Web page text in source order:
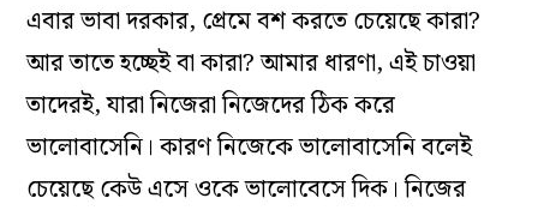
এবার ভাবা দরকার, প্রেমে বশ করতে চেয়েছে কারা?
আর তাতে হচ্ছেই বা কারা? আমার ধারণা, এই চাওয়া
তাদেরই, যারা নিজেরা নিজেদের ঠিক করে
ভালোবাসেনি। কারণ নিজেকে ভালোবাসেনি বলেই
চেয়েছে কেউ এসে ওকে ভালোবেসে দিক। নিজের